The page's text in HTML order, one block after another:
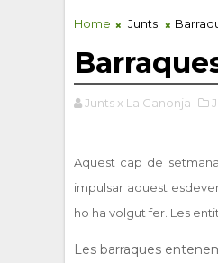
Home Junts
Junts x La Canonja
Aquest cap de
impulsar aquest
ho ha volgut fer. Les
Les barraques